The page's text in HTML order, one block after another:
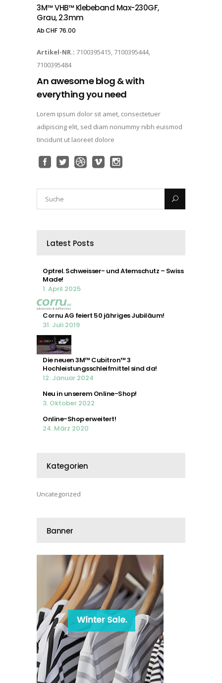
3M™ VHB™ Klebeband Max-230GF,
Grau, 2.3mm
AbCHF76.00
Artikel-NR.: 7100395415, 7100395444,
7100395484
An awesome blog & with
everything you need
Lorem ipsum dolor sit amet, consectetuer
adipiscing elit, sed diam nonummy nibh euismod
tincidunt ut laoreet dolore
Latest Posts
Optrel. Schweisser- und Atemschutz – Swiss
Made!
1. April 2025
Cornu AG feiert 50 jähriges Jubiläum!
31. Juli 2019
Die neuen 3M™ Cubitron™ 3
Hochleistungsschleifmittel sind da!
12. Januar 2024
Neu in unserem Online-Shop!
3. Oktober 2022
Online-Shop erweitert!
24. März 2020
Kategorien
Uncategorized
Banner